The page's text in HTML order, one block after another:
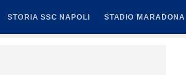
STORIA SSC NAPOLI STADIO MARADONA